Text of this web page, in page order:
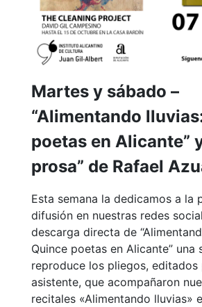
Martes y sábado –
“Alimentando
poetas en Alicante”
prosa” de Rafael
Esta semana la dedicamos a la
difusión en nuestras redes
descarga directa de
Quince poetas en Alicante” una
reproduce los pliegos, editados
asistente, que acompañaron
recitales «Alimentando lluvias»